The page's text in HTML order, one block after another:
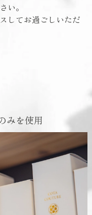
い。
してお過ごしいただ
みを使用